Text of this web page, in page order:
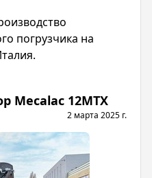
погрузчика на
Mecalac 12MTX
2 марта 2025 г.